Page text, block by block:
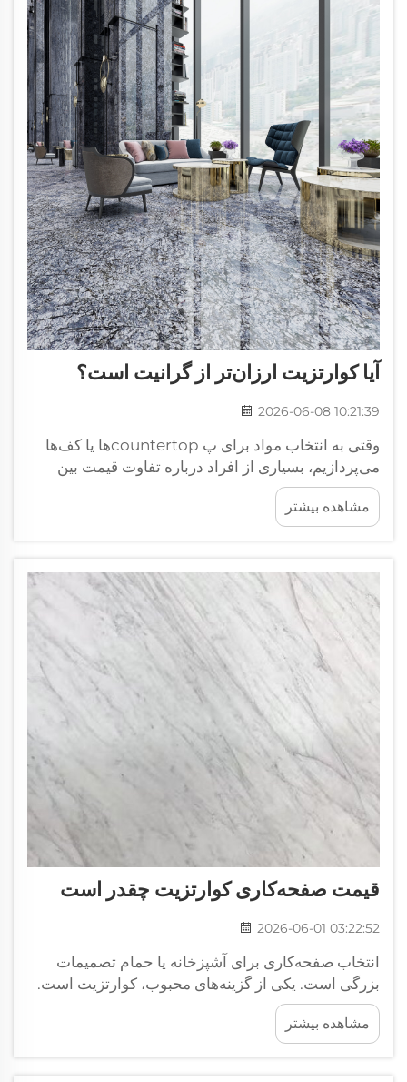
آیا کوارتزیت ارزان‌تر از گرانیت است؟
2026-06-08 10:21:39
وقتی به انتخاب مواد برای پ countertopها یا کف‌ها
می‌پردازیم، بسیاری از افراد درباره تفاوت قیمت بین
کوارتزیت و گرانیت سؤال می‌کنند. هر دو سنگ بسیار
محبوب هستند، اما قیمت‌ها و ویژگی‌های آن‌ها متفاوت
است. مقدمه: آیا کوارتزیت گزینه‌ای مقرون‌به‌صرفه و
مشاهده بیشتر
قیمت صفحه‌کاری کوارتزیت چقدر است
2026-06-01 03:22:52
انتخاب صفحه‌کاری برای آشپزخانه یا حمام تصمیمات
بزرگی است. یکی از گزینه‌های محبوب، کوارتزیت است.
این سنگ طبیعی ظاهری زیبا و بسیار مقاوم دارد. بسیاری
از افراد درباره قیمت صفحه‌کاری‌های کوارتزیت سؤال
می‌کنند. هنگام خرید کوارتزیت...
مشاهده بیشتر